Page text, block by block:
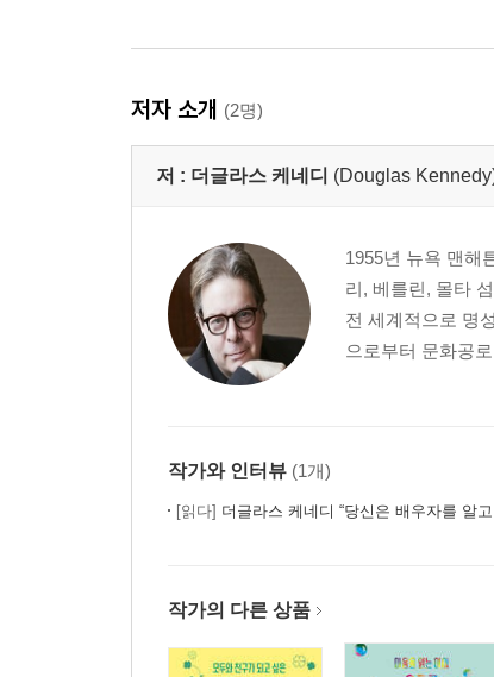
저자 소개 (2명)
저 : 더글라스 케네디 (Douglas
1955년 뉴욕 맨해
리, 베를린, 몰타
전 세계적으로 명
으로부터 문화공
작가와 인터뷰 (1개)
[읽다] 더글라스 케네디 “당신은 배우자를 알
작가의 다른 상품